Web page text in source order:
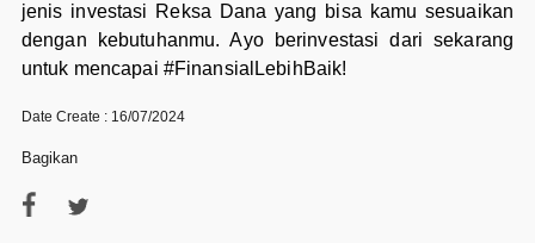
jenis investasi Reksa Dana yang bisa kamu sesuaikan
dengan kebutuhanmu. Ayo berinvestasi dari sekarang
untuk mencapai #FinansialLebihBaik!
Date Create : 16/07/2024
Bagikan